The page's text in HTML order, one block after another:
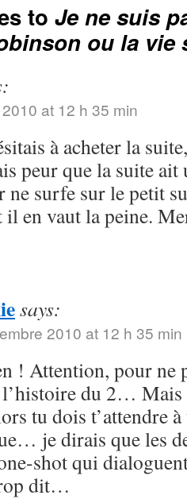
to Je ne suis
ou la vie
at 12 h 35 min
à acheter la
peur que la suite
ne surfe sur le petit
il en vaut la peine.
says:
2010 at 12 h 35 min
! Attention, pour ne
du 2… Mais
tu dois t’attendre
je dirais que les
shot qui
dit…